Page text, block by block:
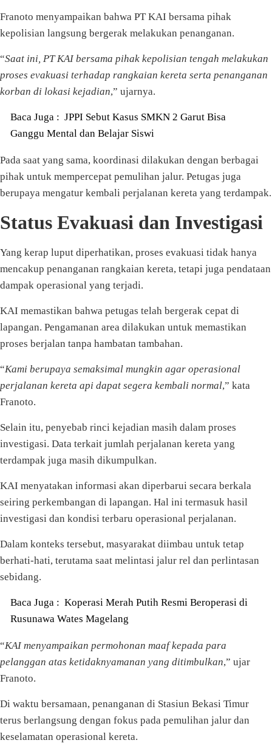
Franoto menyampaikan bahwa PT KAI bersama pihak
kepolisian langsung bergerak melakukan penanganan.
“Saat ini, PT KAI bersama pihak kepolisian tengah melakukan
proses evakuasi terhadap rangkaian kereta serta penanganan
korban di lokasi kejadian,” ujarnya.
Baca Juga : JPPI Sebut Kasus SMKN 2 Garut Bisa
Ganggu Mental dan Belajar Siswi
Pada saat yang sama, koordinasi dilakukan dengan berbagai
pihak untuk mempercepat pemulihan jalur. Petugas juga
berupaya mengatur kembali perjalanan kereta yang terdampak.
Status Evakuasi dan Investigasi
Yang kerap luput diperhatikan, proses evakuasi tidak hanya
mencakup penanganan rangkaian kereta, tetapi juga pendataan
dampak operasional yang terjadi.
KAI memastikan bahwa petugas telah bergerak cepat di
lapangan. Pengamanan area dilakukan untuk memastikan
proses berjalan tanpa hambatan tambahan.
“Kami berupaya semaksimal mungkin agar operasional
perjalanan kereta api dapat segera kembali normal,” kata
Franoto.
Selain itu, penyebab rinci kejadian masih dalam proses
investigasi. Data terkait jumlah perjalanan kereta yang
terdampak juga masih dikumpulkan.
KAI menyatakan informasi akan diperbarui secara berkala
seiring perkembangan di lapangan. Hal ini termasuk hasil
investigasi dan kondisi terbaru operasional perjalanan.
Dalam konteks tersebut, masyarakat diimbau untuk tetap
berhati-hati, terutama saat melintasi jalur rel dan perlintasan
sebidang.
Baca Juga : Koperasi Merah Putih Resmi Beroperasi di
Rusunawa Wates Magelang
“KAI menyampaikan permohonan maaf kepada para
pelanggan atas ketidaknyamanan yang ditimbulkan,” ujar
Franoto.
Di waktu bersamaan, penanganan di Stasiun Bekasi Timur
terus berlangsung dengan fokus pada pemulihan jalur dan
keselamatan operasional kereta.